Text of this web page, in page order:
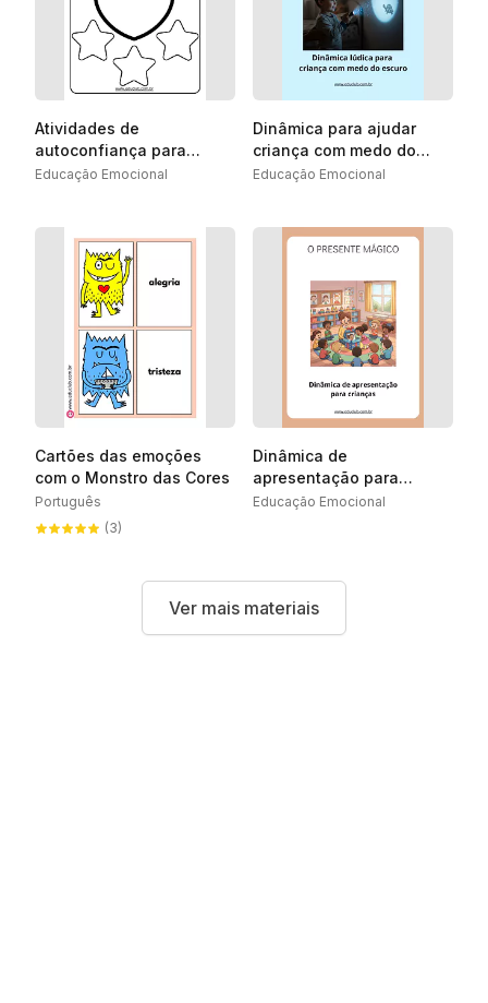
Atividades de
autoconfiança para
Educação Infantil
Educação Emocional
Dinâmica para ajudar
criança com medo do
escuro
Educação Emocional
Cartões das emoções
com o Monstro das Cores
Português
(3)
Dinâmica de
apresentação para
crianças: O Presente
Educação Emocional
Ver mais materiais